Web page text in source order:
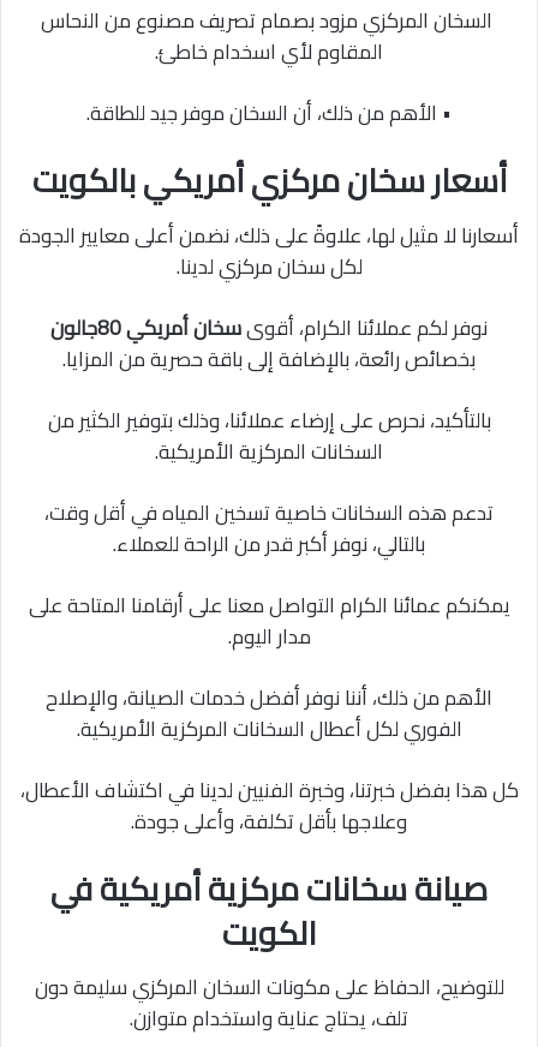
السخان المركزي مزود بصمام تصريف مصنوع من النحاس
المقاوم لأي اسخدام خاطئ.
• الأهم من ذلك، أن السخان موفر جيد للطاقة.
أسعار سخان مركزي أمريكي بالكويت
أسعارنا لا مثيل لها، علاوةً على ذلك، نضمن أعلى معايير الجودة
لكل سخان مركزي لدينا.
نوفر لكم عملائنا الكرام، أقوىسخان أمريكي 80جالون
بخصائص رائعة، بالإضافة إلى باقة حصرية من المزايا.
بالتأكيد، نحرص على إرضاء عملائنا، وذلك بتوفير الكثير من
السخانات المركزية الأمريكية.
تدعم هذه السخانات خاصية تسخين المياه في أقل وقت،
بالتالي، نوفر أكبر قدر من الراحة للعملاء.
يمكنكم عمائنا الكرام التواصل معنا على أرقامنا المتاحة على
مدار اليوم.
الأهم من ذلك، أننا نوفر أفضل خدمات الصيانة، والإصلاح
الفوري لكل أعطال السخانات المركزية الأمريكية.
كل هذا بفضل خبرتنا، وخبرة الفنيين لدينا في اكتشاف الأعطال،
وعلاجها بأقل تكلفة، وأعلى جودة.
صيانة سخانات مركزية أمريكية في
الكويت
للتوضيح، الحفاظ على مكونات السخان المركزي سليمة دون
تلف، يحتاج عناية واستخدام متوازن.